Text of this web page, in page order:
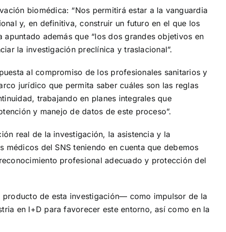
biomédica: “Nos permitirá estar a la vanguardia
y, en definitiva, construir un futuro en el que los
además que “los dos grandes objetivos en
la investigación preclínica y traslacional”.
al compromiso de los profesionales sanitarios y
jurídico que permita saber cuáles son las reglas
trabajando en planes integrales que
y manejo de datos de este proceso”.
real de la investigación, la asistencia y la
del SNS teniendo en cuenta que debemos
profesional adecuado y protección del
de esta investigación— como impulsor de la
en I+D para favorecer este entorno, así como en la